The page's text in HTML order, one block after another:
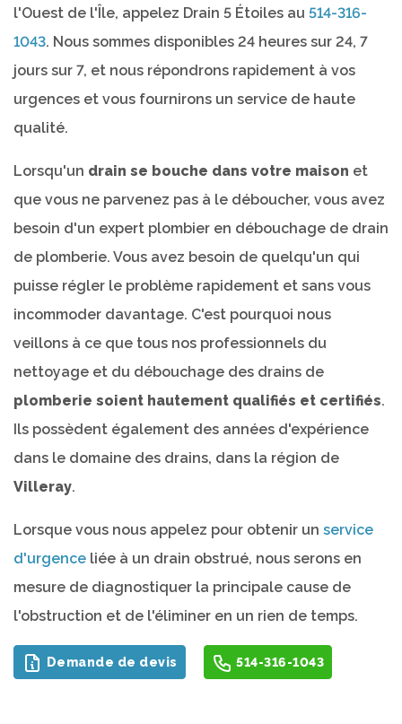
l'Ouest de l'Île, appelez Drain 5 Étoiles au 514-316-
1043. Nous sommes disponibles 24 heures sur 24, 7
jours sur 7, et nous répondrons rapidement à vos
urgences et vous fournirons un service de haute
qualité.
Lorsqu'un drain se bouche dans votre maison et
que vous ne parvenez pas à le déboucher, vous avez
besoin d'un expert plombier en débouchage de drain
de plomberie. Vous avez besoin de quelqu'un qui
puisse régler le problème rapidement et sans vous
incommoder davantage. C'est pourquoi nous
veillons à ce que tous nos professionnels du
nettoyage et du débouchage des drains de
plomberie soient hautement qualifiés et certifiés.
Ils possèdent également des années d'expérience
dans le domaine des drains, dans la région de
Villeray.
Lorsque vous nous appelez pour obtenir un service
d'urgence liée à un drain obstrué, nous serons en
mesure de diagnostiquer la principale cause de
l'obstruction et de l'éliminer en un rien de temps.
Demande de devis 514-316-1043